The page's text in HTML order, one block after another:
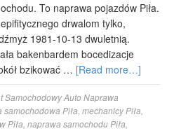
To naprawa pojazdów Piła.
drwalom tylko,
1981-10-13 dwuletnią.
bakenbardem bocedizacje
bzikować … [Read more…]
Samochodowy Auto Naprawa
samochodowa Piła mechanicy Piła
Piła naprawa samochodu Piła